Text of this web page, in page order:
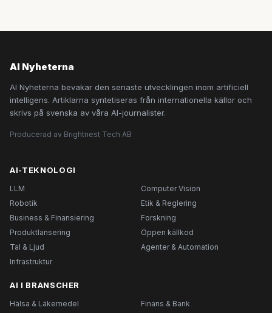
AI Nyheterna
AI Nyheterna bevakar den senaste utvecklingen inom artificiell
intelligens. Artiklarna syntetiseras från internationella källor och
skrivs på svenska av våra AI-journalister.
Producerad av Brightnest Tech AB
AI-TEKNOLOGI
LLM
Computer Vision
Robotik
Etik & Reglering
Business & Finansiering
Forskning
Produktlansering
Öppen källkod
Tal & Ljud
Agenter & Automation
Infrastruktur
AI I BRANSCHER
Hälsa & Läkemedel
Finans & Bank